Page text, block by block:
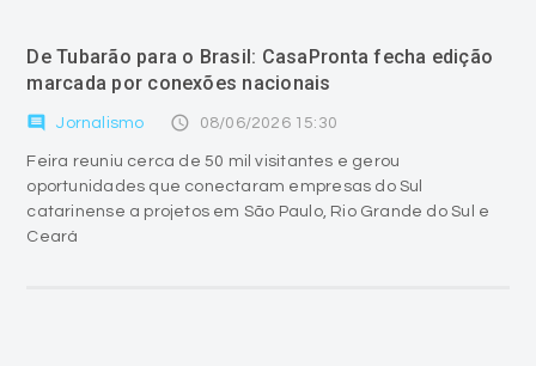
De Tubarão para o Brasil: CasaPronta fecha edição
marcada por conexões nacionais
comment Jornalismo access_time 08/06/2026 15:30
Feira reuniu cerca de 50 mil visitantes e gerou
oportunidades que conectaram empresas do Sul
catarinense a projetos em São Paulo, Rio Grande do Sul e
Ceará